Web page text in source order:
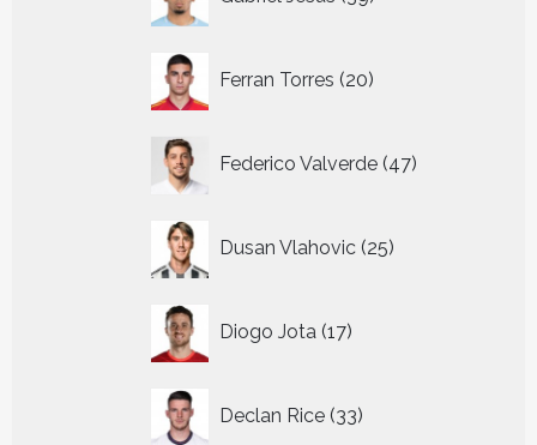
producten
Ferran Torres 20
producten
Federico Valverde 47
producten
Dusan Vlahovic 25
producten
Diogo Jota 17
producten
Declan Rice 33
producten